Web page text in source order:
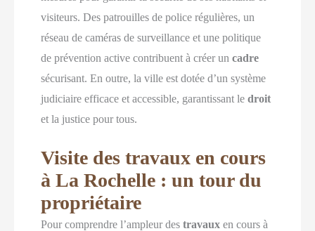
visiteurs. Des patrouilles de police régulières, un
réseau de caméras de surveillance et une politique
de prévention active contribuent à créer uncadre
sécurisant. En outre, la ville est dotée d’un système
judiciaire efficace et accessible, garantissant ledroit
et la justice pour tous.
Visite des travaux en cours
à La Rochelle : un tour du
propriétaire
Pour comprendre l’ampleur destravaux en cours à